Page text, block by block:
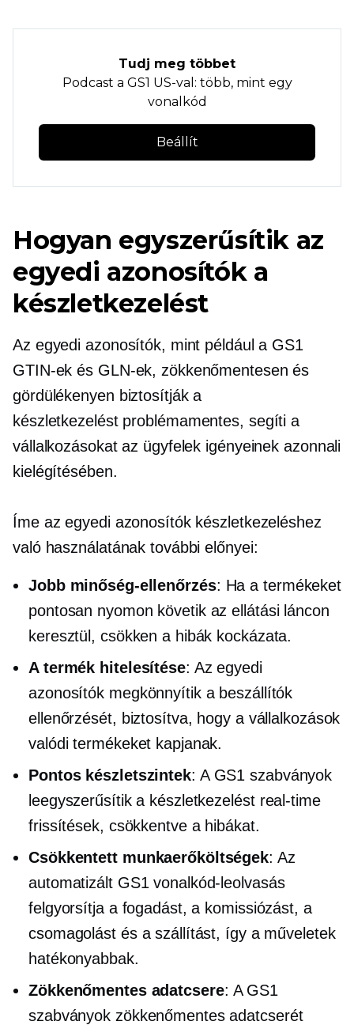
Tudj meg többet
Podcast a GS1 US-val: több, mint egy
vonalkód
Beállít
Hogyan egyszerűsítik az
egyedi azonosítók a
készletkezelést
Az egyedi azonosítók, mint például a GS1
GTIN-ek és GLN-ek, zökkenőmentesen és
gördülékenyen biztosítják a
készletkezelést problémamentes, segíti a
vállalkozásokat az ügyfelek igényeinek azonnali
kielégítésében.
Íme az egyedi azonosítók készletkezeléshez
való használatának további előnyei:
Jobb minőség-ellenőrzés: Ha a termékeket
pontosan nyomon követik az ellátási láncon
keresztül, csökken a hibák kockázata.
A termék hitelesítése: Az egyedi
azonosítók megkönnyítik a beszállítók
ellenőrzését, biztosítva, hogy a vállalkozások
valódi termékeket kapjanak.
Pontos készletszintek: A GS1 szabványok
leegyszerűsítik a készletkezelést real-time
frissítések, csökkentve a hibákat.
Csökkentett munkaerőköltségek: Az
automatizált GS1 vonalkód-leolvasás
felgyorsítja a fogadást, a komissiózást, a
csomagolást és a szállítást, így a műveletek
hatékonyabbak.
Zökkenőmentes adatcsere: A GS1
szabványok zökkenőmentes adatcserét